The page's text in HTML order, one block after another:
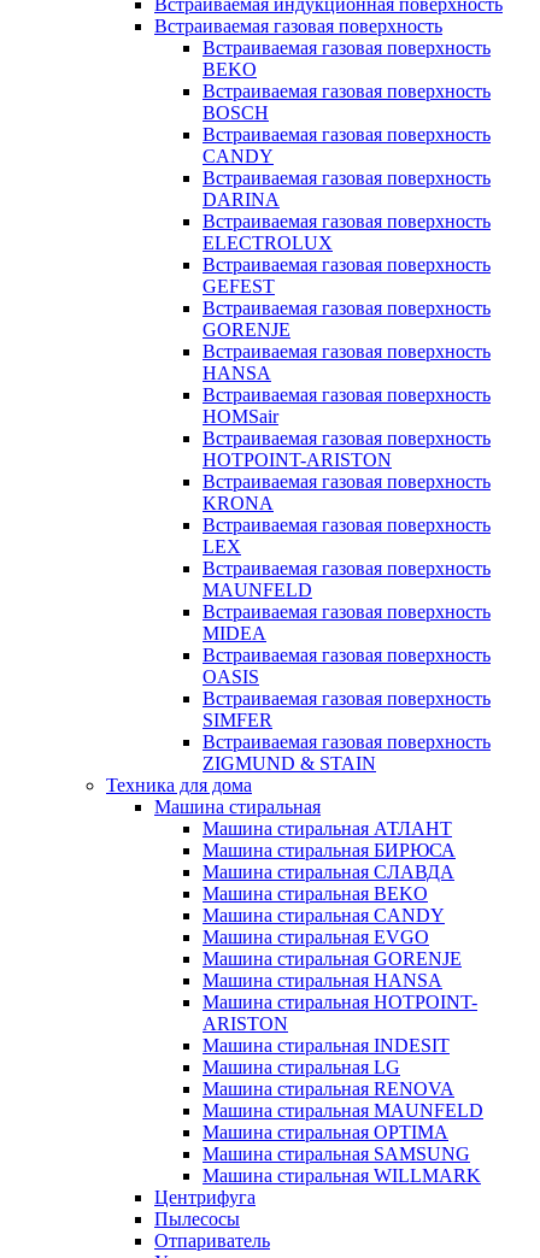
Встраиваемая индукционная поверхность
Встраиваемая газовая поверхность
Встраиваемая газовая поверхность
BEKO
Встраиваемая газовая поверхность
BOSCH
Встраиваемая газовая поверхность
CANDY
Встраиваемая газовая поверхность
DARINA
Встраиваемая газовая поверхность
ELECTROLUX
Встраиваемая газовая поверхность
GEFEST
Встраиваемая газовая поверхность
GORENJE
Встраиваемая газовая поверхность
HANSA
Встраиваемая газовая поверхность
HOMSair
Встраиваемая газовая поверхность
HOTPOINT-ARISTON
Встраиваемая газовая поверхность
KRONA
Встраиваемая газовая поверхность
LEX
Встраиваемая газовая поверхность
MAUNFELD
Встраиваемая газовая поверхность
MIDEA
Встраиваемая газовая поверхность
OASIS
Встраиваемая газовая поверхность
SIMFER
Встраиваемая газовая поверхность
ZIGMUND & STAIN
Техника для дома
Машина стиральная
Машина стиральная АТЛАНТ
Машина стиральная БИРЮСА
Машина стиральная СЛАВДА
Машина стиральная BEKO
Машина стиральная CANDY
Машина стиральная EVGO
Машина стиральная GORENJE
Машина стиральная HANSA
Машина стиральная HOTPOINT-
ARISTON
Машина стиральная INDESIT
Машина стиральная LG
Машина стиральная RENOVA
Машина стиральная MAUNFELD
Машина стиральная OPTIMA
Машина стиральная SAMSUNG
Машина стиральная WILLMARK
Центрифуга
Пылесосы
Отпариватель